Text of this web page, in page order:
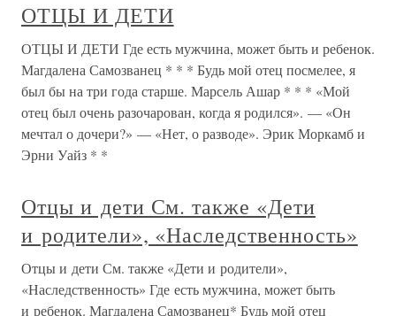
ОТЦЫ И ДЕТИ
ОТЦЫ И ДЕТИ Где есть мужчина, может быть и ребенок.
Магдалена Самозванец * * * Будь мой отец посмелее, я
был бы на три года старше. Марсель Ашар * * * «Мой
отец был очень разочарован, когда я родился». — «Он
мечтал о дочери?» — «Нет, о разводе». Эрик Моркамб и
Эрни Уайз * *
Отцы и дети См. также «Дети
и родители», «Наследственность»
Отцы и дети См. также «Дети и родители»,
«Наследственность» Где есть мужчина, может быть
и ребенок. Магдалена Самозванец* Будь мой отец